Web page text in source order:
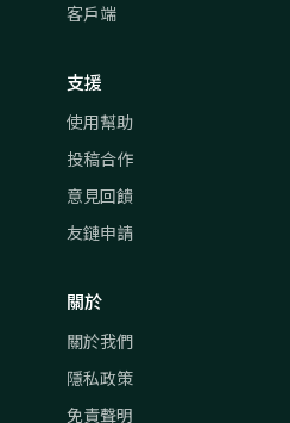
客戶端
支援
使用幫助
投稿合作
意見回饋
友鏈申請
關於
關於我們
隱私政策
免責聲明